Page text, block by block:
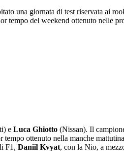
una giornata di test riservata ai
tempo del weekend ottenuto nelle
e Luca Ghiotto (Nissan). Il
ottenuto nella manche
F1, Daniil Kvyat, con la Nio, a